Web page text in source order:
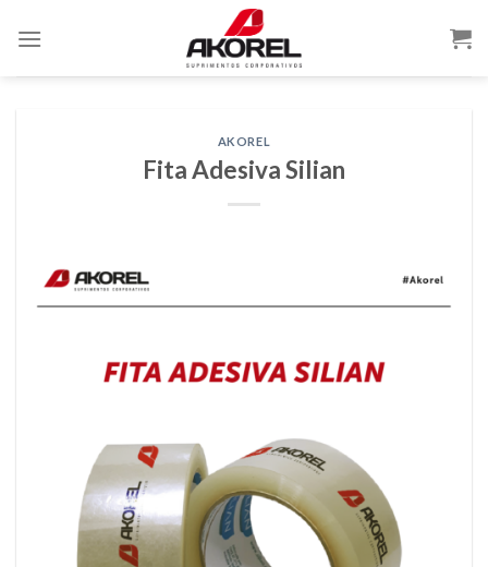
AKOREL
Fita Adesiva Silian